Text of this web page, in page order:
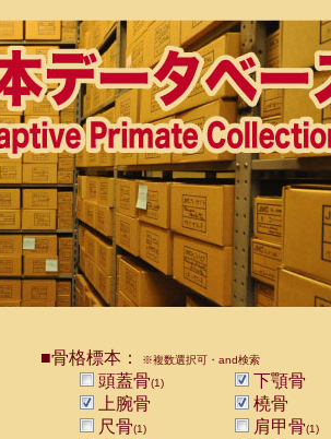
■骨格標本： ※複数選択可・and検索
頭蓋骨(1)
下顎骨
上腕骨
橈骨
尺骨(1) 肩甲骨(1)